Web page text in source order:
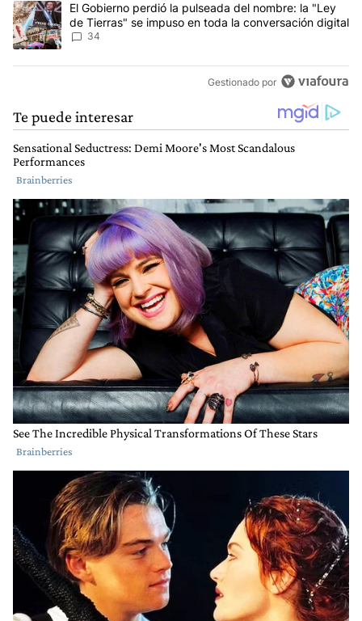
Un artículo de tendencia con el título "El Gobierno perdió la
El Gobierno perdió la pulseada del nombre: la "Ley
de Tierras" se impuso en toda la conversación digital
34
Gestionado por